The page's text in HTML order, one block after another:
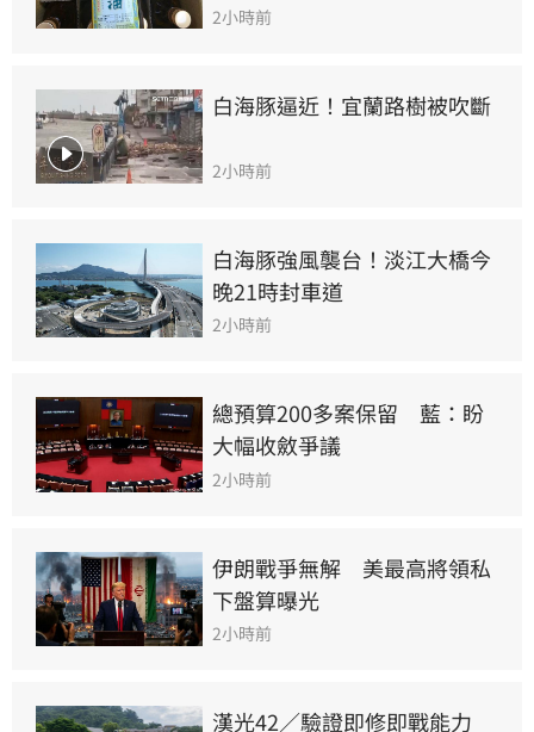
2小時前
白海豚逼近！宜蘭路樹被吹斷
2小時前
白海豚強風襲台！淡江大橋今
晚21時封車道
2小時前
總預算200多案保留　藍：盼
大幅收斂爭議
2小時前
伊朗戰爭無解　美最高將領私
下盤算曝光
2小時前
漢光42／驗證即修即戰能力